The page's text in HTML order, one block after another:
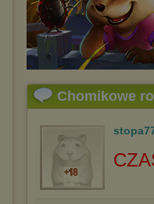
Chomikowe